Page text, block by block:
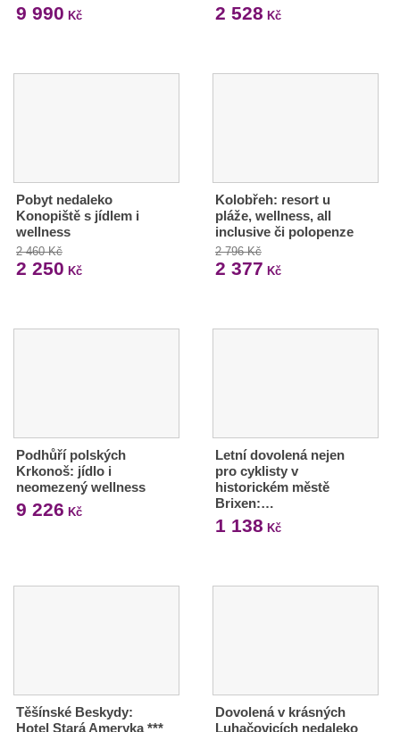
9 990 Kč 2 528 Kč
Pobyt nedaleko
Konopiště s jídlem i
wellness
2 460 Kč
2 250 Kč
Kolobřeh: resort u
pláže, wellness, all
inclusive či polopenze
2 796 Kč
2 377 Kč
Podhůří polských
Krkonoš: jídlo i
neomezený wellness
9 226 Kč
Letní dovolená nejen
pro cyklisty v
historickém městě
Brixen:…
1 138 Kč
Těšínské Beskydy:
Hotel Stará Ameryka ***
Dovolená v krásných
Luhačovicích nedaleko